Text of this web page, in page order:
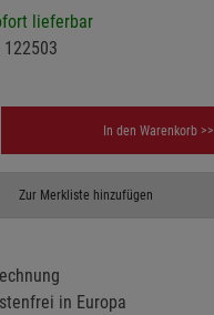
lieferbar
122503
In den Warenkorb >>
Zur Merkliste hinzufügen
in Europa